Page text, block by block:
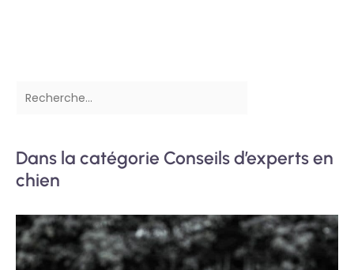
Dans la catégorie Conseils d’experts en
chien